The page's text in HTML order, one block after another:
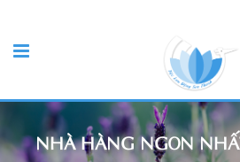
NHÀ HÀNG NGON